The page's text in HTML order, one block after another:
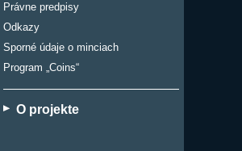
Právne predpisy
Odkazy
Sporné údaje o minciach
Program „Coins“
O projekte